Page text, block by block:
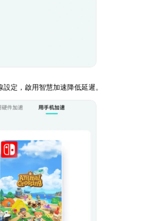
定，啟用智慧加速降低延遲。